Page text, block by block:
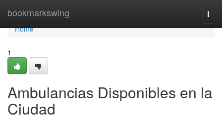
bookmarkswing
Home
Home
1
Ambulancias Disponibles en la
Ciudad